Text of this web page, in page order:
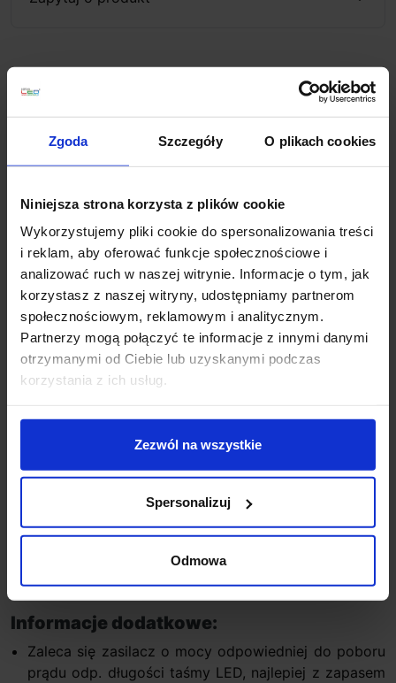
Zgoda Szczegóły O plikach cookies
Niniejsza strona korzysta z plików cookie
Wykorzystujemy pliki cookie do spersonalizowania treści
i reklam, aby oferować funkcje społecznościowe i
analizować ruch w naszej witrynie. Informacje o tym, jak
korzystasz z naszej witryny, udostępniamy partnerom
społecznościowym, reklamowym i analitycznym.
Partnerzy mogą połączyć te informacje z innymi danymi
otrzymanymi od Ciebie lub uzyskanymi podczas
korzystania z ich usług.
Zezwól na wszystkie
Spersonalizuj
Odmowa
Taśma LED biała ciepła posiada 60 diod SMD3528 na
1m. Taśma ta nadaje sie do użytku wewnętrznego i
montażu. Podklejona taśmą dwustronną zapewni
sprawne i szybkie ułożenie, idealna do uzyskania
ciekawych aranżacji we wnętrzach. Taśma
sprzedawana jest w rolkach o długości 5 metrów,
możliwe jest jej przecinanie w miejscach do tego
wyznaczonych.
Dane techniczne:
Temperatura barwowa: biała ciepła, 3000K – 3500K
Wymiary taśmy: dł.500cm x szer.8mm
Ilość diod: 300szt.(60 szt/mb)
Kąt świecenia: 120°
Pobór mocy: 4,8W/mb 24W/rolka
Gwarancja: 24 miesiące
Certyfikacja: CE, RoHS
Informacje dodatkowe:
Zaleca się zasilacz o mocy odpowiedniej do poboru
prądu odp. długości taśmy LED, najlepiej z zapasem